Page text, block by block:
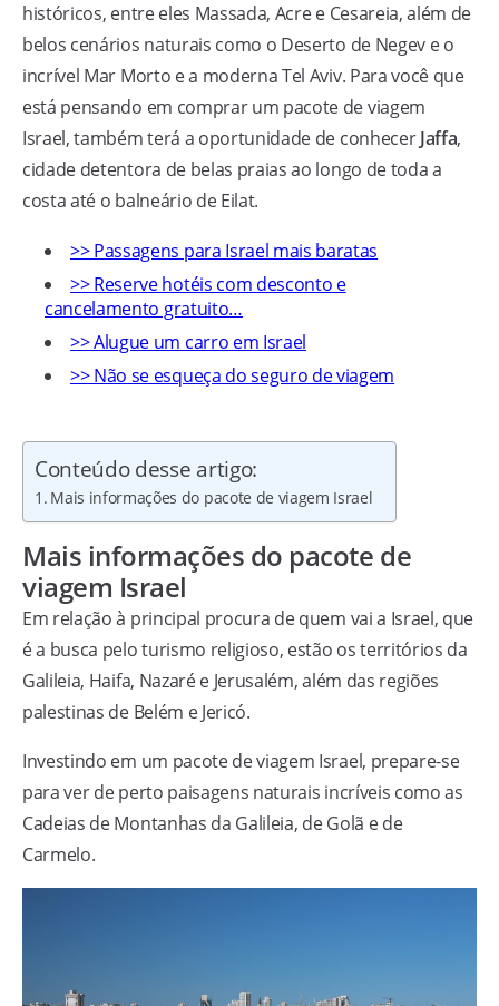
históricos, entre eles Massada, Acre e Cesareia, além de
belos cenários naturais como o Deserto de Negev e o
incrível Mar Morto e a moderna Tel Aviv. Para você que
está pensando em comprar um pacote de viagem
Israel, também terá a oportunidade de conhecerJaffa,
cidade detentora de belas praias ao longo de toda a
costa até o balneário de Eilat.
>> Passagens para Israel mais baratas
>> Reserve hotéis com desconto e
cancelamento gratuito…
>> Alugue um carro em Israel
>> Não se esqueça do seguro de viagem
Conteúdo desse artigo:
Mais informações do pacote de viagem Israel
Mais informações do pacote de
viagem Israel
Em relação à principal procura de quem vai a Israel, que
é a busca pelo turismo religioso, estão os territórios da
Galileia, Haifa, Nazaré e Jerusalém, além das regiões
palestinas de Belém e Jericó.
Investindo em um pacote de viagem Israel, prepare-se
para ver de perto paisagens naturais incríveis como as
Cadeias de Montanhas da Galileia, de Golã e de
Carmelo.